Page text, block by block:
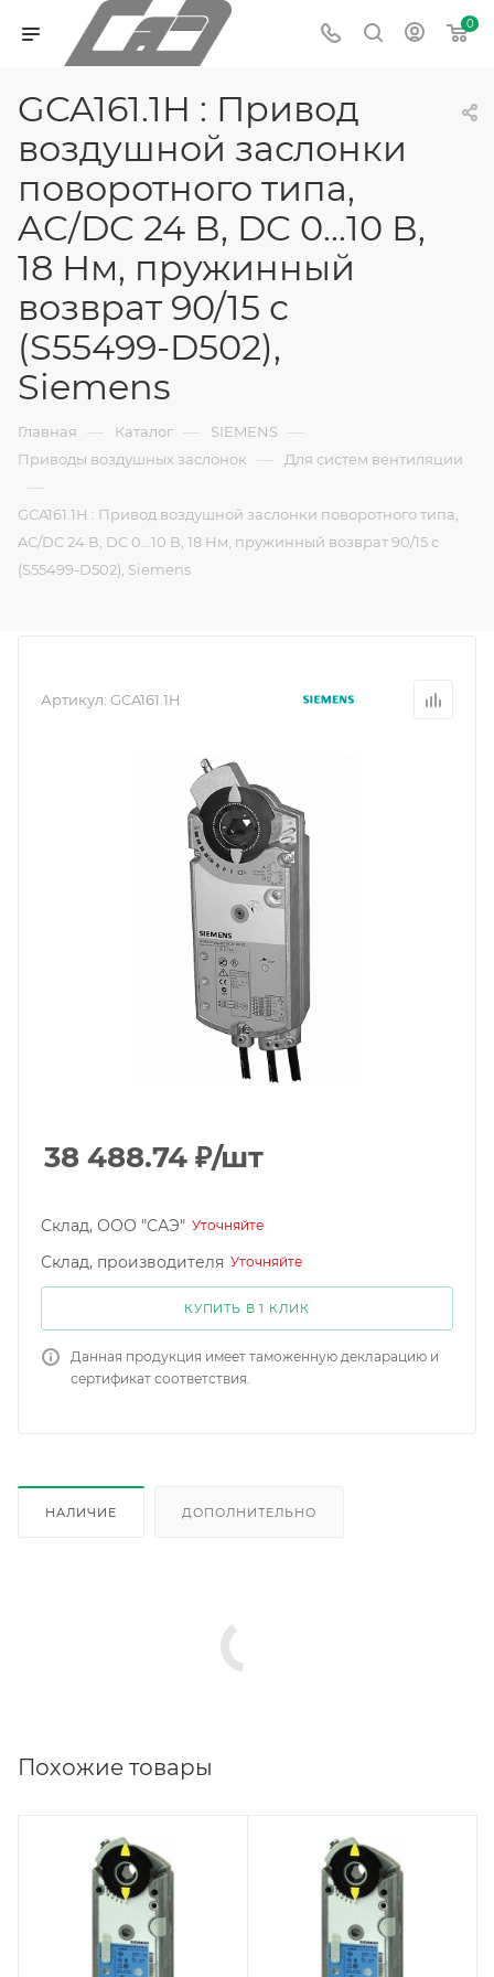
0
GCA161.1H : Привод
воздушной заслонки
поворотного типа,
AC/DC 24 В, DC 0...10 В,
18 Нм, пружинный
возврат 90/15 с
(S55499-D502),
Siemens
Главная — Каталог — SIEMENS —
Приводы воздушных заслонок — Для систем вентиляции
—
GCA161.1H : Привод воздушной заслонки поворотного типа,
AC/DC 24 В, DC 0...10 В, 18 Нм, пружинный возврат 90/15 с
(S55499-D502), Siemens
Артикул: GCA161.1H
38 488.74 ₽/шт
Склад, ООО "САЭ" Уточняйте
Склад, производителя Уточняйте
КУПИТЬ В 1 КЛИК
Данная продукция имеет таможенную декларацию и
сертификат соответствия.
НАЛИЧИЕ ДОПОЛНИТЕЛЬНО
Похожие товары